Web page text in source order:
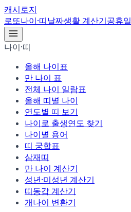
캐시로지
로또나이·띠날짜생활 계산기공휴일
나이·띠
올해 나이표
만 나이 표
전체 나이 일람표
올해 띠별 나이
연도별 띠 보기
나이로 출생연도 찾기
나이별 용어
띠 궁합표
삼재띠
만 나이 계산기
성년·미성년 계산기
띠동갑 계산기
개나이 변환기